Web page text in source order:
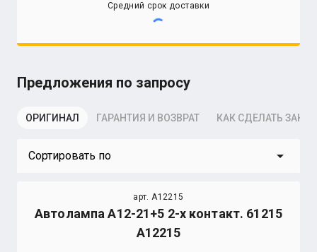
Средний срок доставки
Предложения по запросу
ОРИГИНАЛ ГАРАНТИЯ И ВОЗВРАТ КАК СДЕЛАТЬ
Сортировать по arrow_drop_down
арт. A12215
Автолампа А12-21+5 2-х контакт. 61215
А12215